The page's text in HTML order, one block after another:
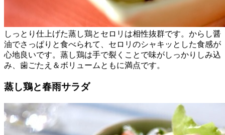
しっとり仕上げた蒸し鶏とセロリは相性抜群です。からし醤
油でさっぱりと食べられて、セロリのシャキッとした食感が
心地良いです。蒸し鶏は手で裂くことで味がしっかりしみ込
み、歯ごたえ＆ボリュームともに満点です。
蒸し鶏と春雨サラダ